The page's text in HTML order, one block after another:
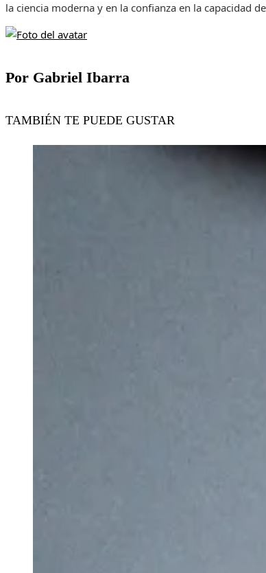
la ciencia moderna y en la confianza en la capacidad
Por Gabriel Ibarra
TAMBIÉN TE PUEDE GUSTAR